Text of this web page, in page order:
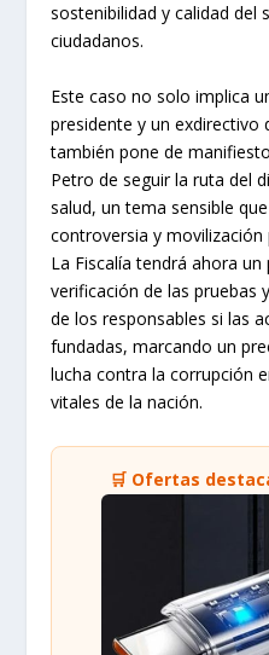
sostenibilidad y calidad del
ciudadanos.
Este caso no solo implica
presidente y un exdirectivo
también pone de
Petro de seguir la ruta del
salud, un tema sensible
controversia y movilización
La Fiscalía tendrá ahora
verificación de las pruebas
de los responsables si las
fundadas, marcando un
lucha contra la corrupción
vitales de la nación.
🛒 Ofertas